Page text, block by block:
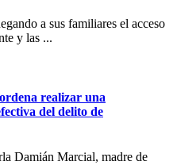
a sus familiares el acceso
y las ...
realizar una
del delito de
Damián Marcial, madre de